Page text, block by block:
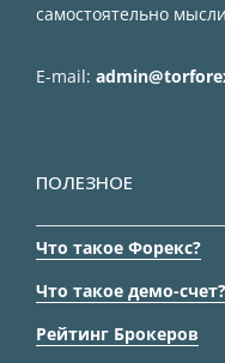
самостоятельно
E-mail:
ПОЛЕЗНОЕ
Что такое Форекс?
Что такое демо-счет?
Рейтинг Брокеров